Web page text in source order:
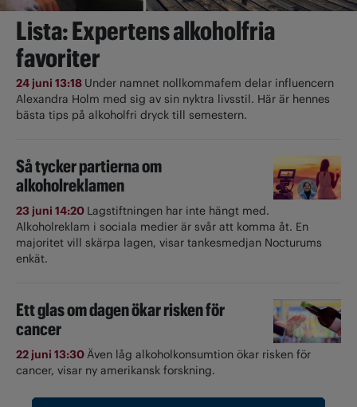
Lista: Expertens alkoholfria
favoriter
24 juni 13:18 Under namnet nollkommafem delar influencern
Alexandra Holm med sig av sin nyktra livsstil. Här är hennes
bästa tips på alkoholfri dryck till semestern.
Så tycker partierna om
alkoholreklamen
23 juni 14:20 Lagstiftningen har inte hängt med.
Alkoholreklam i sociala medier är svår att komma åt. En
majoritet vill skärpa lagen, visar tankesmedjan Nocturums
enkät.
Ett glas om dagen ökar risken för
cancer
22 juni 13:30Även låg alkoholkonsumtion ökar risken för
cancer, visar ny amerikansk forskning.